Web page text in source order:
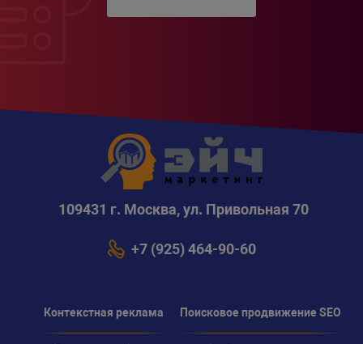
109431 г. Москва, ул. Привольная 70
+7 (925) 464-90-60
Контекстная реклама Поисковое продвижение SEO